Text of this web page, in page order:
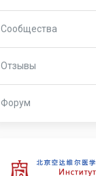
Сообщества
Отзывы
Форум